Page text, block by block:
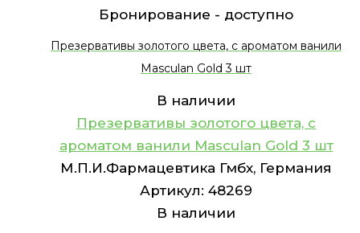
Бронирование - доступно
Презервативы золотого цвета, с ароматом ванили
Masculan Gold 3 шт
В наличии
Презервативы золотого цвета, с
ароматом ванили Masculan Gold 3 шт
М.П.И.Фармацевтика Гмбх, Германия
Артикул: 48269
В наличии